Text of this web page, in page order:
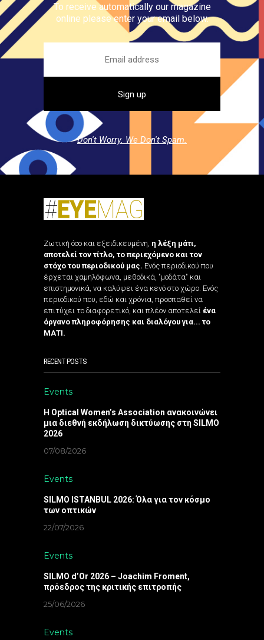
To receive automatically our magazine
online please enter your email below.
Don't Worry. We Don't Spam.
Ζωτική όσο και εξειδικευμένη, η λέξη μάτι,
αποτελεί τον τίτλο, το περιεχόμενο και τον
στόχο του περιοδικού μας. Ενός περιοδικού που
έρχεται χαμηλόφωνα, μεθοδικά, "μοδάτα" και
επιστημονικά, να καλύψει ένα κενό στο χώρο. Ενός
περιοδικού που, εδώ και χρόνια, προσπαθεί να
επιτύχει το διαφορετικό, και πλέον αποτελεί ένα
όργανο πληροφόρησης και διαλόγου για... το
ΜΑΤΙ.
RECENT POSTS
Events
Η Optical Women’s Association ανακοινώνει
μια διεθνή εκδήλωση δικτύωσης στη SILMO
2026
07/08/2026
Events
SILMO ISTANBUL 2026: Όλα για τον κόσμο
των οπτικών
22/07/2026
Events
SILMO d’Or 2026 – Joachim Froment,
πρόεδρος της κριτικής επιτροπής
25/06/2026
Events